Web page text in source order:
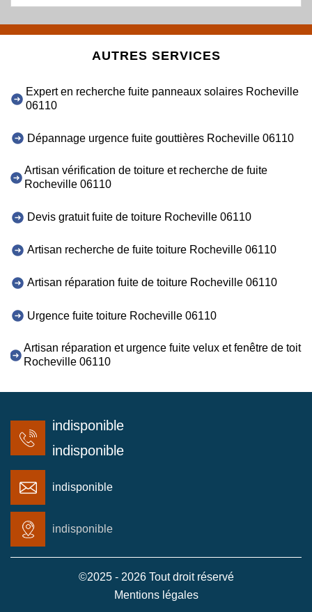
AUTRES SERVICES
Expert en recherche fuite panneaux solaires Rocheville
06110
Dépannage urgence fuite gouttières Rocheville 06110
Artisan vérification de toiture et recherche de fuite
Rocheville 06110
Devis gratuit fuite de toiture Rocheville 06110
Artisan recherche de fuite toiture Rocheville 06110
Artisan réparation fuite de toiture Rocheville 06110
Urgence fuite toiture Rocheville 06110
Artisan réparation et urgence fuite velux et fenêtre de toit
Rocheville 06110
indisponible
indisponible
indisponible
indisponible
©2025 - 2026 Tout droit réservé
Mentions légales